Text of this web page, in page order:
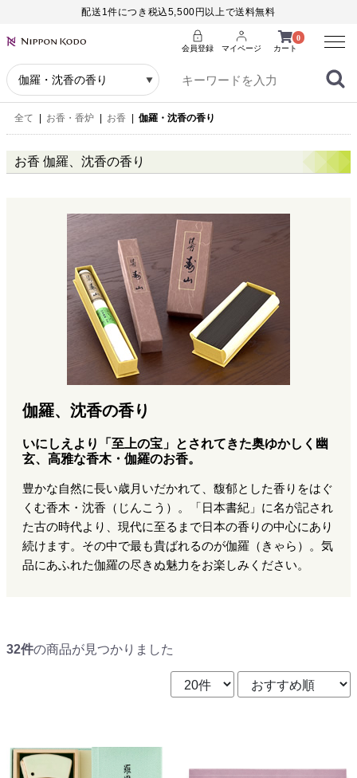
配送1件につき税込5,500円以上で送料無料
0
カート
会員登録 マイページ
Menu
全て お香・香炉 お香 伽羅・沈香の香り
お香 伽羅、沈香の香り
伽羅、沈香の香り
いにしえより「至上の宝」とされてきた奥ゆかしく幽
玄、高雅な香木・伽羅のお香。
豊かな自然に長い歳月いだかれて、馥郁とした香りをはぐ
くむ香木・沈香（じんこう）。「日本書紀」に名が記され
た古の時代より、現代に至るまで日本の香りの中心にあり
続けます。その中で最も貴ばれるのが伽羅（きゃら）。気
品にあふれた伽羅の尽きぬ魅力をお楽しみください。
32件の商品が見つかりました